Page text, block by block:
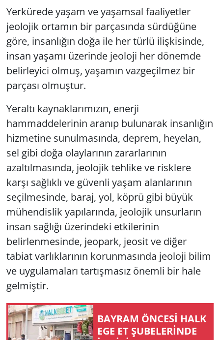
Yerkürede yaşam ve yaşamsal faaliyetler
jeolojik ortamın bir parçasında sürdüğüne
göre, insanlığın doğa ile her türlü ilişkisinde,
insan yaşamı üzerinde jeoloji her dönemde
belirleyici olmuş, yaşamın vazgeçilmez bir
parçası olmuştur.
Yeraltı kaynaklarımızın, enerji
hammaddelerinin aranıp bulunarak insanlığın
hizmetine sunulmasında, deprem, heyelan,
sel gibi doğa olaylarının zararlarının
azaltılmasında, jeolojik tehlike ve risklere
karşı sağlıklı ve güvenli yaşam alanlarının
seçilmesinde, baraj, yol, köprü gibi büyük
mühendislik yapılarında, jeolojik unsurların
insan sağlığı üzerindeki etkilerinin
belirlenmesinde, jeopark, jeosit ve diğer
tabiat varlıklarının korunmasında jeoloji bilim
ve uygulamaları tartışmasız önemli bir hale
gelmiştir.
BAYRAM ÖNCESİ HALK
EGE ET ŞUBELERİNDE